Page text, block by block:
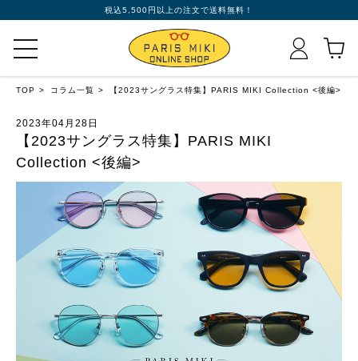
税込5,500円以上の注文で送料無料！
TOP コラム一覧 【2023サングラス特集】PARIS MIKI Collection <後編>
2023年04月28日
【2023サングラス特集】PARIS MIKI
Collection <後編>